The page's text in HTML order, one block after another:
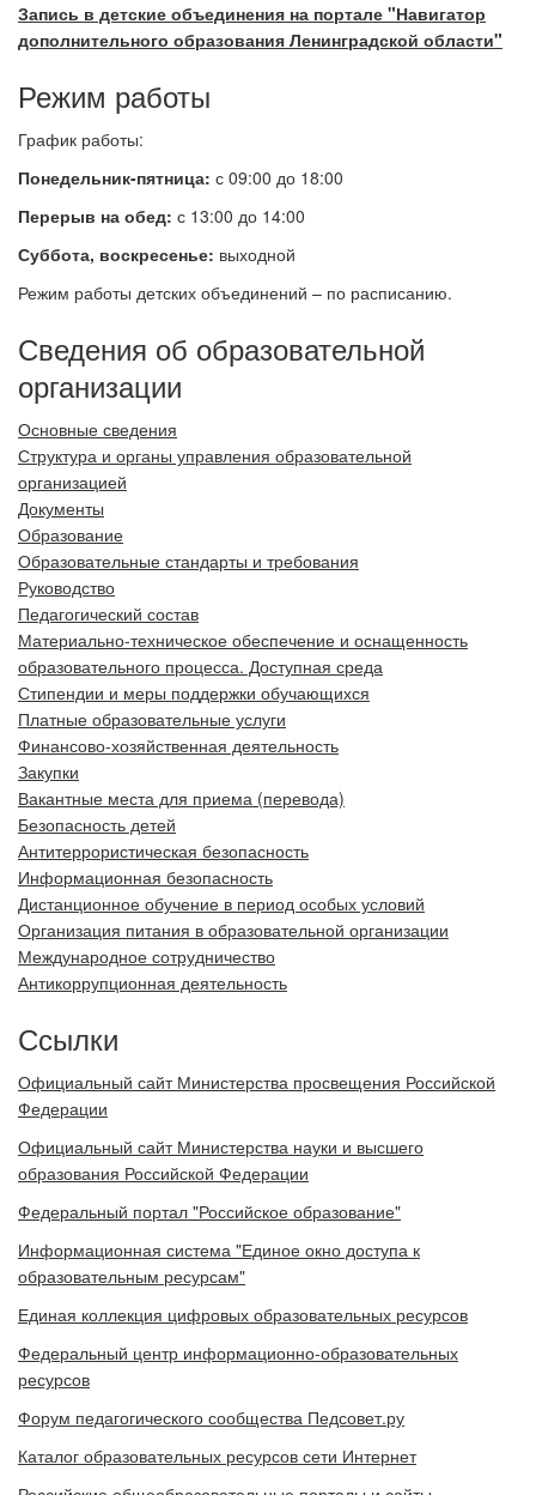
Запись в детские объединения на портале "Навигатор
дополнительного образования Ленинградской области"
Режим работы
График работы:
Понедельник-пятница: с 09:00 до 18:00
Перерыв на обед: с 13:00 до 14:00
Суббота, воскресенье: выходной
Режим работы детских объединений – по расписанию.
Сведения об образовательной
организации
Основные сведения
Структура и органы управления образовательной
организацией
Документы
Образование
Образовательные стандарты и требования
Руководство
Педагогический состав
Материально-техническое обеспечение и оснащенность
образовательного процесса. Доступная среда
Стипендии и меры поддержки обучающихся
Платные образовательные услуги
Финансово-хозяйственная деятельность
Закупки
Вакантные места для приема (перевода)
Безопасность детей
Антитеррористическая безопасность
Информационная безопасность
Дистанционное обучение в период особых условий
Организация питания в образовательной организации
Международное сотрудничество
Антикоррупционная деятельность
Ссылки
Официальный сайт Министерства просвещения Российской
Федерации
Официальный сайт Министерства науки и высшего
образования Российской Федерации
Федеральный портал "Российское образование"
Информационная система "Единое окно доступа к
образовательным ресурсам"
Единая коллекция цифровых образовательных ресурсов
Федеральный центр информационно-образовательных
ресурсов
Форум педагогического сообщества Педсовет.ру
Каталог образовательных ресурсов сети Интернет